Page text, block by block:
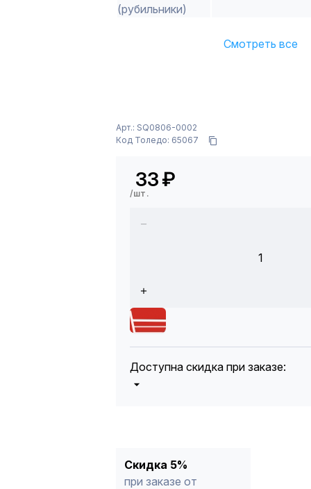
(рубильники)
Смотреть все
Арт.: SQ0806-0002
Код Толедо: 65067
33₽
/шт.
1
Доступна скидка при заказе:
* -Для заказов, состоящих
продукции, максимальная скидка
Скидка 5%
при заказе от